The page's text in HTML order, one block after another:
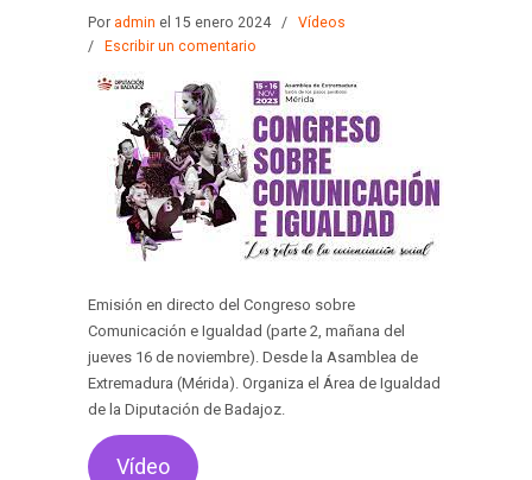
Por admin el 15 enero 2024 /
Vídeos
/
Escribir un comentario
Emisión en directo del Congreso sobre
Comunicación e Igualdad (parte 2, mañana del
jueves 16 de noviembre). Desde la Asamblea de
Extremadura (Mérida). Organiza el Área de Igualdad
de la Diputación de Badajoz.
Vídeo